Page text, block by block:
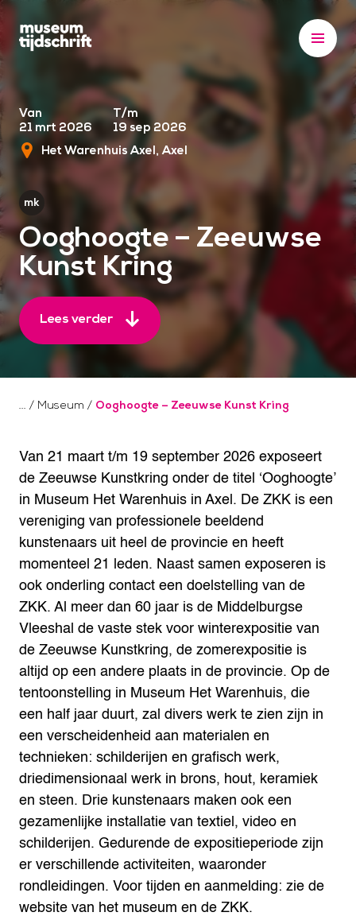
S
i
t
o
c
o
n
t
e
Van
21 mrt 2026
T/m
19 sep 2026
Het Warenhuis Axel Axel
Ooghoogte – Zeeuwse
Kunst Kring
Lees verder
/ Museum / Ooghoogte – Zeeuwse Kunst Kring
Van 21 maart t/m 19 september 2026 exposeert
de Zeeuwse Kunstkring onder de titel ‘Ooghoogte’
in Museum Het Warenhuis in Axel. De ZKK is een
vereniging van professionele beeldend
kunstenaars uit heel de provincie en heeft
momenteel 21 leden. Naast samen exposeren is
ook onderling contact een doelstelling van de
ZKK. Al meer dan 60 jaar is de Middelburgse
Vleeshal de vaste stek voor winterexpositie van
de Zeeuwse Kunstkring, de zomerexpositie is
altijd op een andere plaats in de provincie. Op de
tentoonstelling in Museum Het Warenhuis, die
een half jaar duurt, zal divers werk te zien zijn in
een verscheidenheid aan materialen en
technieken: schilderijen en grafisch werk,
driedimensionaal werk in brons, hout, keramiek
en steen. Drie kunstenaars maken ook een
gezamenlijke installatie van textiel, video en
schilderijen. Gedurende de expositieperiode zijn
er verschillende activiteiten, waaronder
rondleidingen. Voor tijden en aanmelding: zie de
website van het museum en de ZKK.